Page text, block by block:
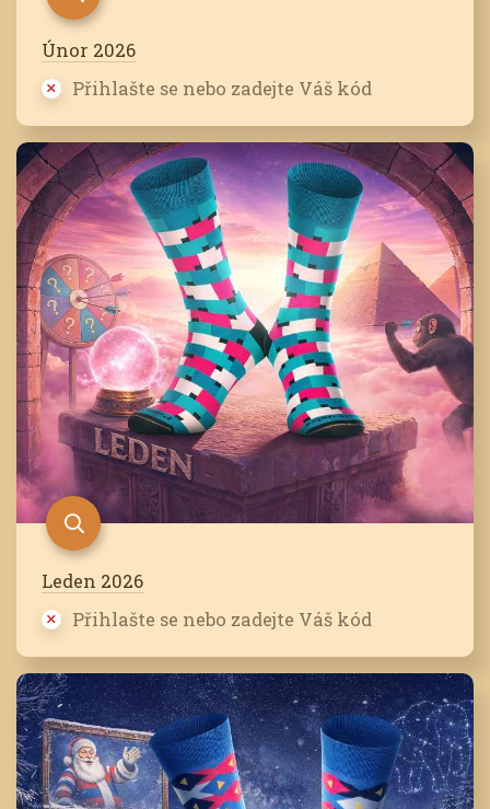
Únor 2026
Přihlašte se nebo zadejte Váš kód
Leden 2026
Přihlašte se nebo zadejte Váš kód